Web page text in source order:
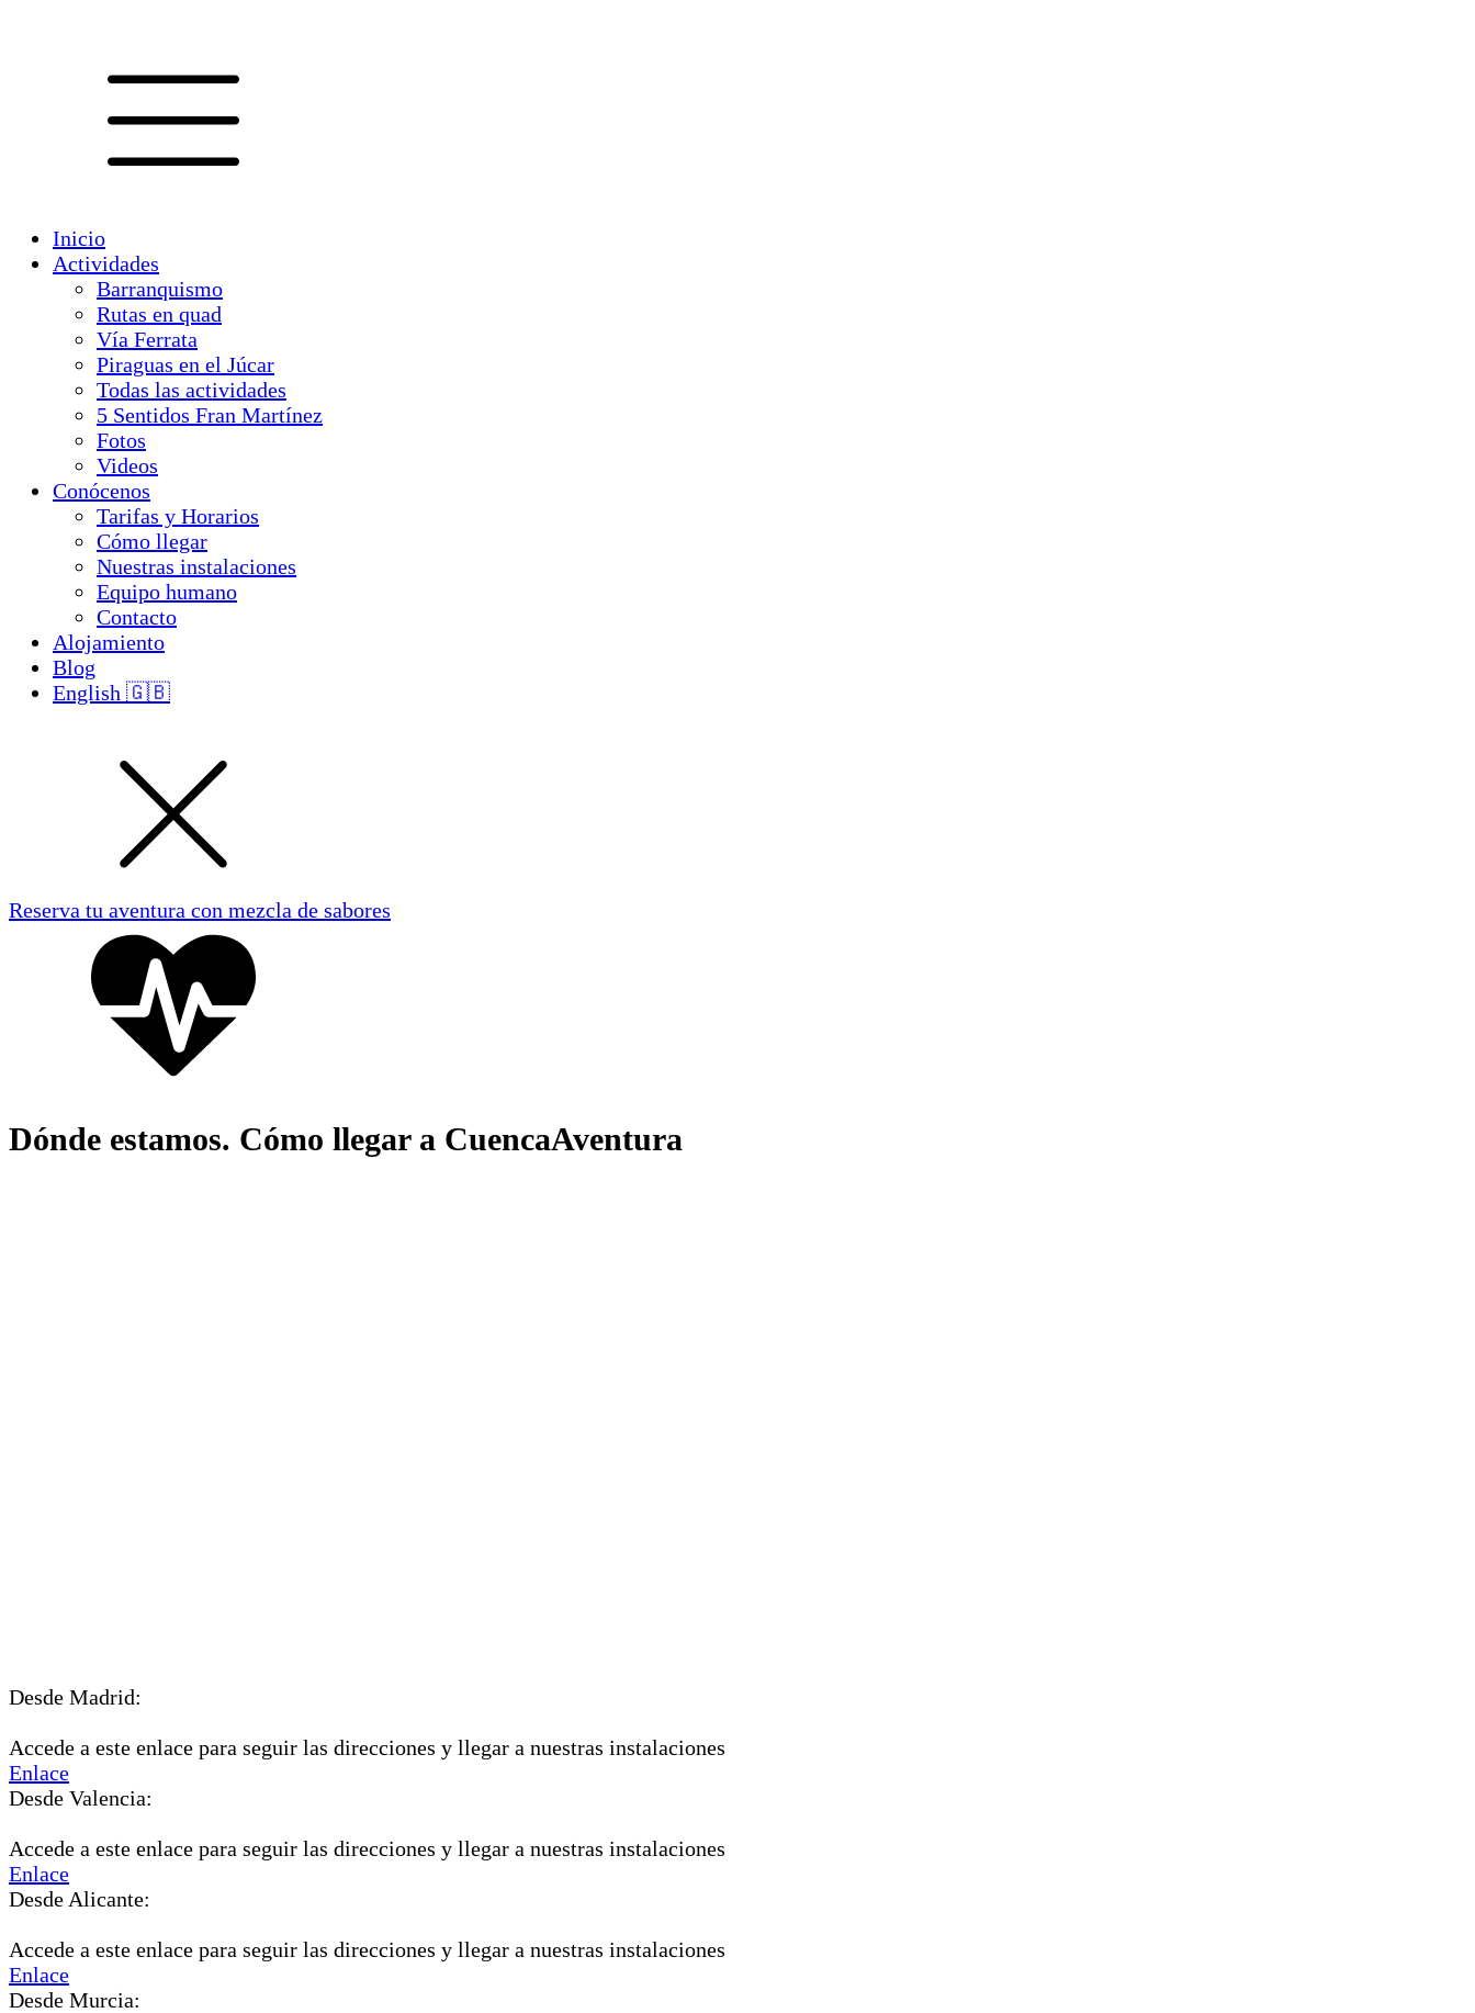
Inicio
Actividades
Barranquismo
Rutas en quad
Vía Ferrata
Piraguas en el Júcar
Todas las actividades
5 Sentidos Fran Martínez
Fotos
Videos
Conócenos
Tarifas y Horarios
Cómo llegar
Nuestras instalaciones
Equipo humano
Contacto
Alojamiento
Blog
English 🇬🇧
Reserva tu aventura con mezcla de sabores
Dónde estamos. Cómo llegar a CuencaAventura
Desde Madrid:
Accede a este enlace para seguir las direcciones y llegar a nuestras instalaciones
Enlace
Desde Valencia:
Accede a este enlace para seguir las direcciones y llegar a nuestras instalaciones
Enlace
Desde Alicante:
Accede a este enlace para seguir las direcciones y llegar a nuestras instalaciones
Enlace
Desde Murcia: